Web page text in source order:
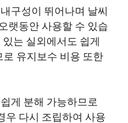
구성이 뛰어나며 날씨
랫동안 사용할 수 있습
는 실외에서도 쉽게
유지보수 비용 또한
게 분해 가능하므로
우 다시 조립하여 사용